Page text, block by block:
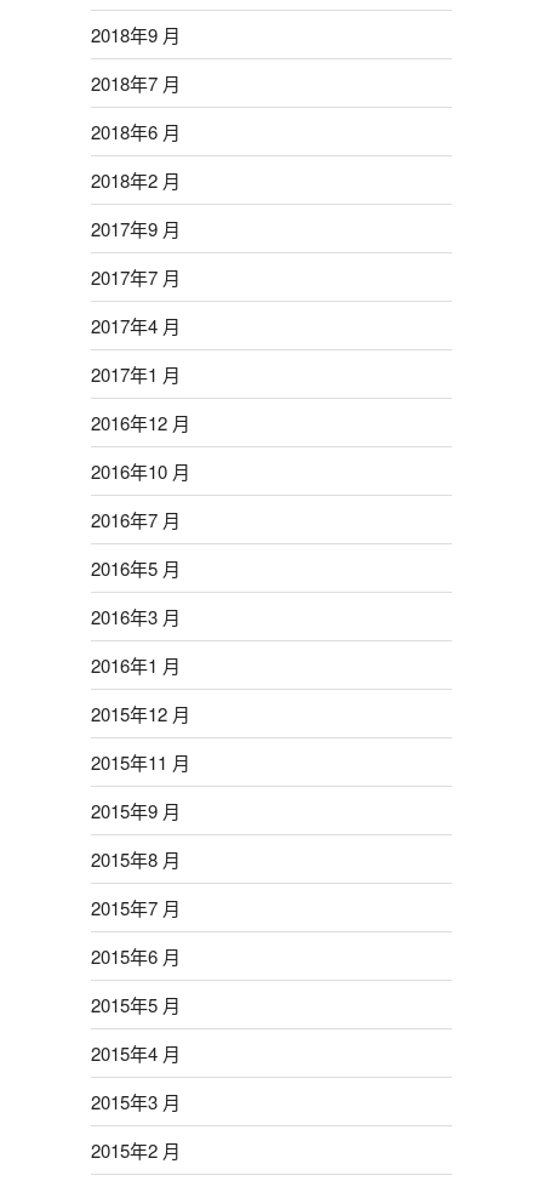
2018年9 月
2018年7 月
2018年6 月
2018年2 月
2017年9 月
2017年7 月
2017年4 月
2017年1 月
2016年12 月
2016年10 月
2016年7 月
2016年5 月
2016年3 月
2016年1 月
2015年12 月
2015年11 月
2015年9 月
2015年8 月
2015年7 月
2015年6 月
2015年5 月
2015年4 月
2015年3 月
2015年2 月